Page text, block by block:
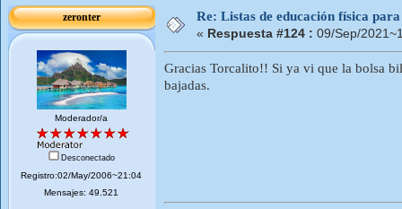
zeronter
Moderador/a
Desconectado
Registro:02/May/2006~21:04
Mensajes: 49.521
Re: Listas de educación física
« Respuesta #124 : 09/Sep/
Gracias Torcalito!! Si ya vi que la bolsa
bajadas.